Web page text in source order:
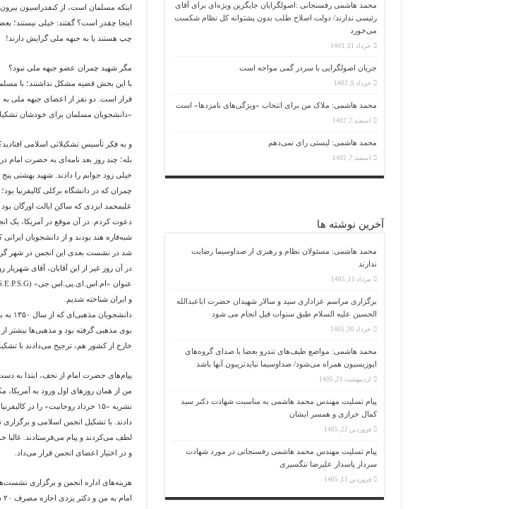
اینکه مسلمان است، از کنفدراسیون
اینجا چقدر است؟ گفتند: خیلی نیستند؛
چپ هستند یا به جبهه ملی گرایش دارند!
مگر شهید چمران عضو جبهه ملی نبود؟
با این بخش قضیه مشکل نداشتند؛ با
قرار است. دو نفر از اعضای جبهه ملی
«دانشجویان مسلمان برای خودشان
و به فکر تأسیس تشکیلاتی اسلامی
بله؛ چند روز بعد نامه‌ای به حضرت امام
خیلی زود جوابم را دادند. شهید بهشتی پنج
چمران که در دانشگاه برکلی کالیفرنیا
علیمحمد ایزدی که ساکن ایالت اورگان
شبه‌قاره هند بودند و از دانشجویان
در آن روز غیر از این آقایان، آقای
و ایران شناخته شدیم.
بوی مذهبی گرفته بود و مذهبی‌ها بیشتر
خارج از کشور هم، ترجیح می‌دادند با
پیام‌های حضرت امام از نجف، ابتدا به
من از همان روزهای اول ورود به آمریکا،
نشریه «۱۵ خرداد روحانیت» را در
دادند. با تشکیل انجمن اسلامی و
لطف می‌کردند و پیام می‌فرستادند.
و در اختیار اعضای انجمن قرار می‌داد.
هزینه‌های اداره انجمن و برگزاری
امام به من و دکتر یزدی اجازه مصرف ۲۰ درصد از وجوهات را داده بودند.
محمد هاشمی رفسنجانی :اصولگرایان جایگزین ویژه‌ای برای آقای
رئیسی ندارند/ دولت اصلاح طلب بدون پشتوانه کل نظام شکست
می‌خورد
خرداد 31, 1403
جریان اصولگرایی با سردر گمی مواجه است
خرداد 9, 1403
محمد هاشمی: ملاک من برای انتخاب «ویژگی‌های نامزدها» است
اسفند 7, 1402
محمد هاشمی: لیستی رای نمی‌دهم
اسفند 7, 1402
آخرین نوشته ها
محمد هاشمی: مسئولان نظام و رهبری از صداوسیما رضایت
ندارند
مرداد 11, 1405
برگزاری مراسم عزاداری سید و سالار شهیدان حضرت اباعبدالله
الحسین علیه السلام طبق سنوات قبل انجام می شود
خرداد 30, 1405
محمد هاشمی: مواضع طیف‌های تندرو بعضا با صدای گروه‌های
اپوزیسیون همراه می‌شود/ صداوسیما نبایدتریبون آنها باشد
اردیبهشت 21, 1405
پیام تسلیت مهندس محمد هاشمی به مناسبت شهادت دکتر سید
کمال خرازی و همسر ایشان
فروردین 22, 1405
پیام تسلیت مهندس محمد هاشمی رفسنجانی در مورد شهادت
سردار پاسدار علیرضا تنگسیری
فروردین 11, 1405